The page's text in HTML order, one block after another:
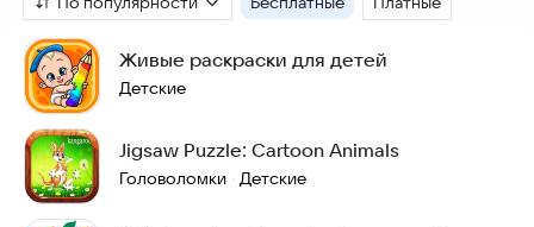
Живые раскраски для детей
Детские
Jigsaw Puzzle: Cartoon Animals
Головоломки · Детские